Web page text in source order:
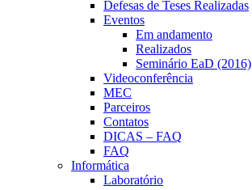
Defesas de Teses Realizadas
Eventos
Em andamento
Realizados
Seminário EaD (2016)
Videoconferência
MEC
Parceiros
Contatos
DICAS – FAQ
FAQ
Informática
Laboratório